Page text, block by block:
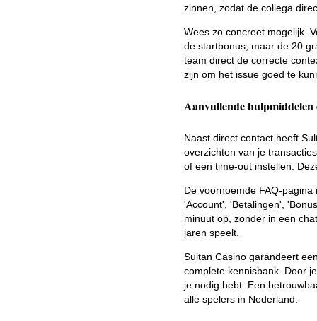
zinnen, zodat de collega
Wees zo concreet mogelijk.
de startbonus, maar de 20
team direct de correcte
zijn om het issue goed te
Aanvullende hulpmiddelen
Naast direct contact heeft
overzichten van je
of een time-out instellen.
De voornoemde FAQ-
'Account', 'Betalingen',
minuut op, zonder in een
jaren speelt.
Sultan Casino garandeert
complete kennisbank. Door
je nodig hebt. Een
alle spelers in Nederland.